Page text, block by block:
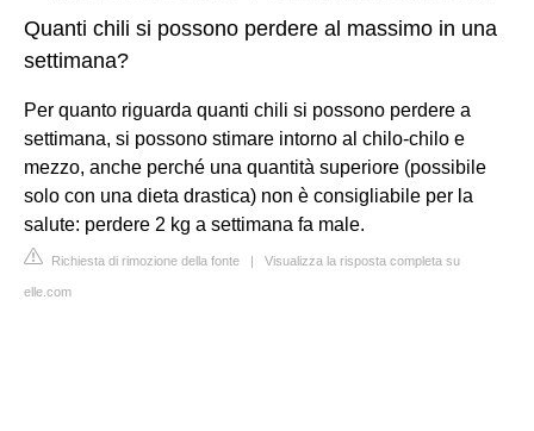
Quanti chili si possono perdere al massimo in una
settimana?
Per quanto riguarda quanti chili si possono perdere a
settimana, si possono stimare intorno al chilo-chilo e
mezzo, anche perché una quantità superiore (possibile
solo con una dieta drastica) non è consigliabile per la
salute: perdere 2 kg a settimana fa male.
Richiesta di rimozione della fonte | Visualizza la risposta completa su
elle.com